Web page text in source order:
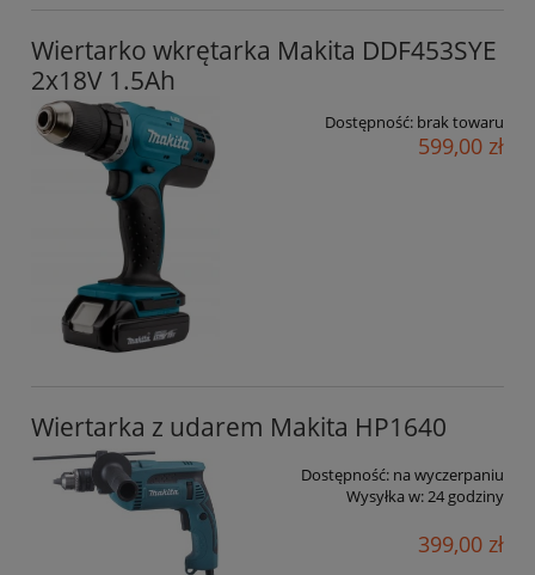
Wiertarko wkrętarka Makita DDF453SYE
2x18V 1.5Ah
Dostępność: brak towaru
599,00 zł
Wiertarka z udarem Makita HP1640
Dostępność: na wyczerpaniu
Wysyłka w:24 godziny
399,00 zł